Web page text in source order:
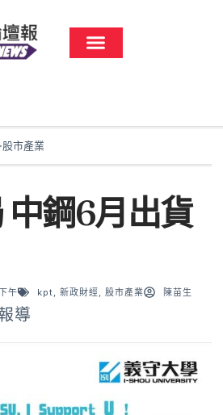
股市產業
中鋼6月出貨
午 kpt 新政財經 股市產業 陳苗生
導